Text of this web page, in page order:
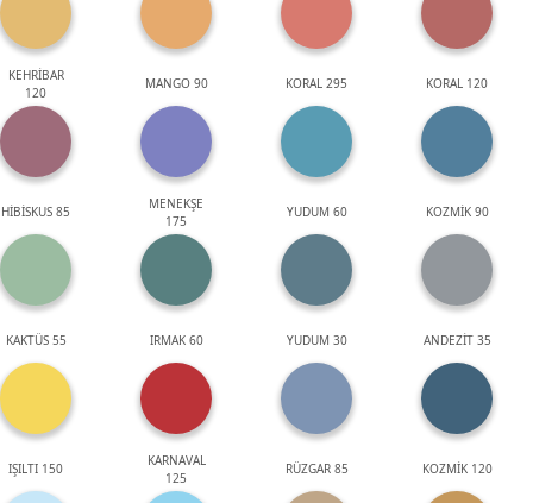
KEHRİBAR
120
MANGO 90 KORAL 295 KORAL 120
HİBİSKUS 85
MENEKŞE
175
YUDUM 60 KOZMİK 90
KAKTÜS 55 IRMAK 60 YUDUM 30 ANDEZİT 35
IŞILTI 150
KARNAVAL
125
RÜZGAR 85 KOZMİK 120